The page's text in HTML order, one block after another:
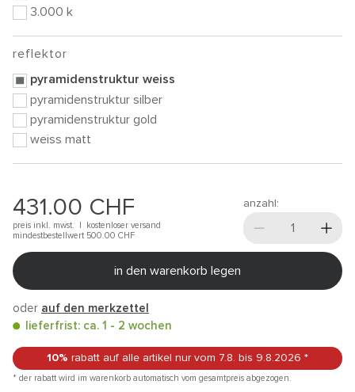
3.000 k
reflektor
pyramidenstruktur weiss
pyramidenstruktur silber
pyramidenstruktur gold
weiss matt
431.00 CHF
preis inkl. mwst. |
kostenloser versand
mindestbestellwert 500.00 CHF
anzahl:
in den warenkorb legen
oder auf den merkzettel
lieferfrist: ca. 1 - 2 wochen
10% rabatt auf alle artikel nur vom 7.8. bis 9.8.2026 *
* der rabatt wird im warenkorb automatisch vom gesamtpreis abgezogen.